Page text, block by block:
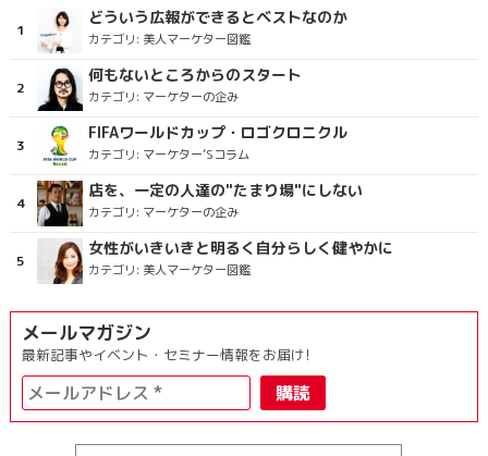
どういう広報ができるとベストなのか
カテゴリ: 美人マーケター図鑑
何もないところからのスタート
カテゴリ: マーケターの企み
FIFAワールドカップ・ロゴクロニクル
カテゴリ: マーケター’Sコラム
店を、一定の人達の"たまり場"にしない
カテゴリ: マーケターの企み
女性がいきいきと明るく自分らしく健やかに
カテゴリ: 美人マーケター図鑑
メールマガジン
最新記事やイベント・セミナー情報をお届け!